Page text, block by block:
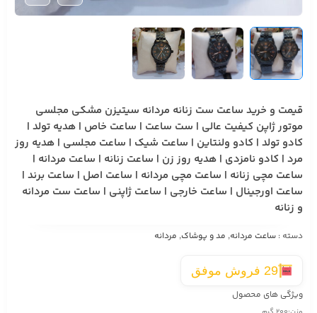
قیمت و خرید ساعت ست زنانه مردانه سیتیزن مشکی مجلسی
موتور ژاپن کیفیت عالی | ست ساعت | ساعت خاص | هدیه تولد |
کادو تولد | کادو ولنتاین | ساعت شیک | ساعت مجلسی | هدیه روز
مرد | کادو نامزدی | هدیه روز زن | ساعت زنانه | ساعت مردانه |
ساعت مچی زنانه | ساعت مچی مردانه | ساعت اصل | ساعت برند |
ساعت اورجینال | ساعت خارجی | ساعت ژاپنی | ساعت ست مردانه
و زنانه
دسته : ساعت مردانه, مد و پوشاک, مردانه
29 فروش موفق
ویژگی های محصول